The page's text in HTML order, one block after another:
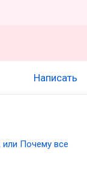
Написать
или Почему все